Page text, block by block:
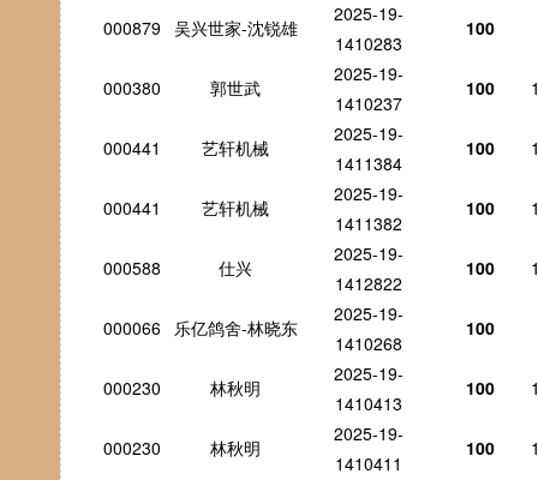
000879 吴兴世家-沈锐雄
2025-19-
1410283
100
000380 郭世武
2025-19-
1410237
100
000441 艺轩机械
2025-19-
1411384
100
000441 艺轩机械
2025-19-
1411382
100
000588 仕兴
2025-19-
1412822
100
000066 乐亿鸽舍-林晓东
2025-19-
1410268
100
000230 林秋明
2025-19-
1410413
100
000230 林秋明
2025-19-
1410411
100